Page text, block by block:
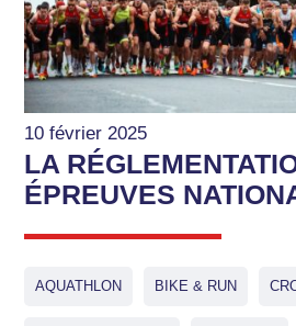
10 février 2025
LA
ÉPREUVES
AQUATHLON BIKE & RUN